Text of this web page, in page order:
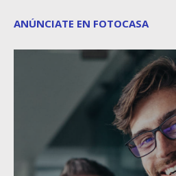
ANÚNCIATE EN FOTOCASA